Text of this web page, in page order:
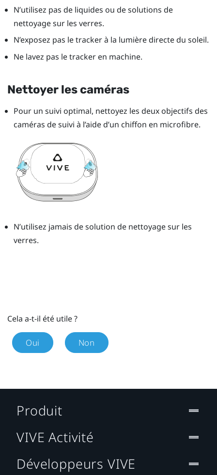
N’utilisez pas de liquides ou de solutions de
nettoyage sur les verres.
N’exposez pas le tracker à la lumière directe du soleil.
Ne lavez pas le tracker en machine.
Nettoyer les caméras
Pour un suivi optimal, nettoyez les deux objectifs des
caméras de suivi à l’aide d’un chiffon en microfibre.
N’utilisez jamais de solution de nettoyage sur les
verres.
Cela a-t-il été utile ?
Oui Non
Produit
VIVE Activité
Développeurs VIVE